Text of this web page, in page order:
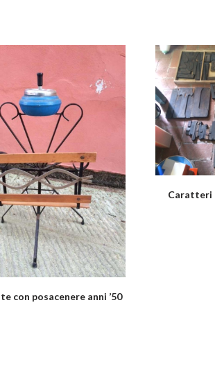
con posacenere anni ’50
Caratteri